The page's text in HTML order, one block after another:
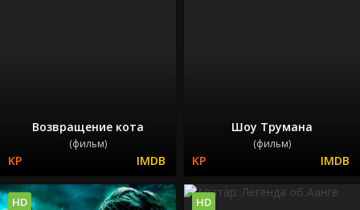
Возвращение кота
(фильм)
Шоу Трумана
(фильм)
HD HD